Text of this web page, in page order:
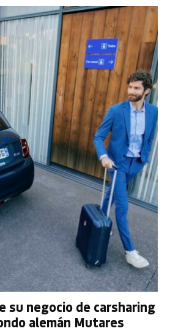
su negocio de carsharing
alemán Mutares